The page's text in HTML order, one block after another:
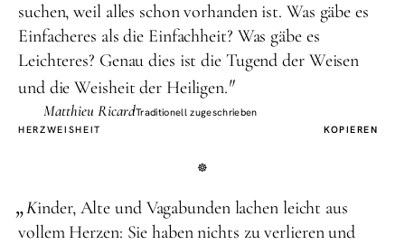
suchen, weil alles schon vorhanden ist. Was gäbe es
Einfacheres als die Einfachheit? Was gäbe es
Leichteres? Genau dies ist die Tugend der Weisen
und die Weisheit der Heiligen."
Matthieu RicardTraditionell zugeschrieben
HERZWEISHEIT KOPIEREN
„Kinder, Alte und Vagabunden lachen leicht aus
vollem Herzen: Sie haben nichts zu verlieren und